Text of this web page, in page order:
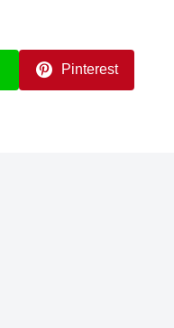
Pinterest